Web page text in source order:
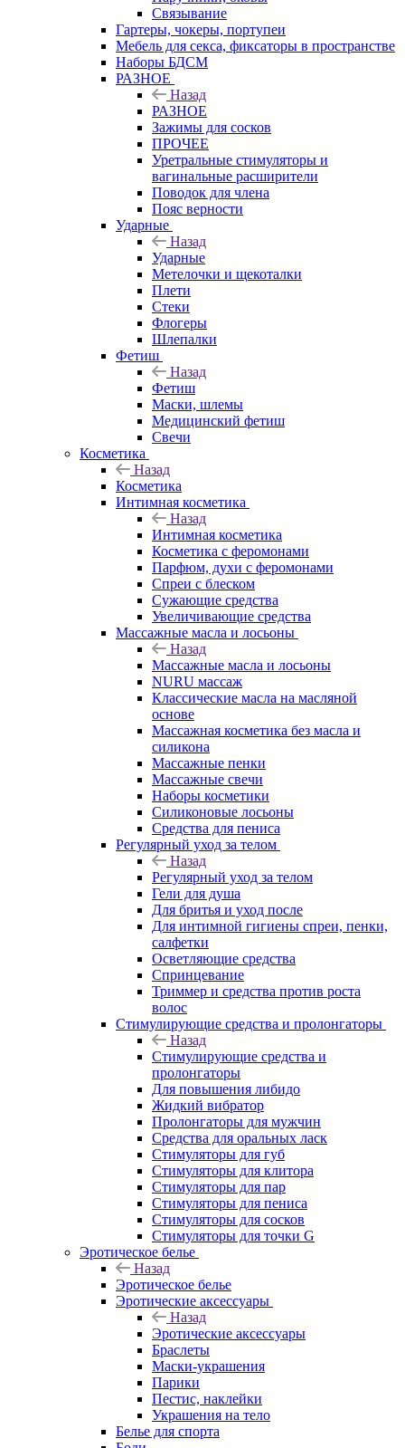
Связывание
Гартеры, чокеры, портупеи
Мебель для секса, фиксаторы в пространстве
Наборы БДСМ
РАЗНОЕ
Назад
РАЗНОЕ
Зажимы для сосков
ПРОЧЕЕ
Уретральные стимуляторы и
вагинальные расширители
Поводок для члена
Пояс верности
Ударные
Назад
Ударные
Метелочки и щекоталки
Плети
Стеки
Флогеры
Шлепалки
Фетиш
Назад
Фетиш
Маски, шлемы
Медицинский фетиш
Свечи
Косметика
Назад
Косметика
Интимная косметика
Назад
Интимная косметика
Косметика с феромонами
Парфюм, духи с феромонами
Спреи с блеском
Сужающие средства
Увеличивающие средства
Массажные масла и лосьоны
Назад
Массажные масла и лосьоны
NURU массаж
Классические масла на масляной
основе
Массажная косметика без масла и
силикона
Массажные пенки
Массажные свечи
Наборы косметики
Силиконовые лосьоны
Средства для пениса
Регулярный уход за телом
Назад
Регулярный уход за телом
Гели для душа
Для бритья и уход после
Для интимной гигиены спреи, пенки,
салфетки
Осветляющие средства
Спринцевание
Триммер и средства против роста
волос
Стимулирующие средства и пролонгаторы
Назад
Стимулирующие средства и
пролонгаторы
Для повышения либидо
Жидкий вибратор
Пролонгаторы для мужчин
Средства для оральных ласк
Стимуляторы для губ
Стимуляторы для клитора
Стимуляторы для пар
Стимуляторы для пениса
Стимуляторы для сосков
Стимуляторы для точки G
Эротическое белье
Назад
Эротическое белье
Эротические аксессуары
Назад
Эротические аксессуары
Браслеты
Маски-украшения
Парики
Пестис, наклейки
Украшения на тело
Белье для спорта